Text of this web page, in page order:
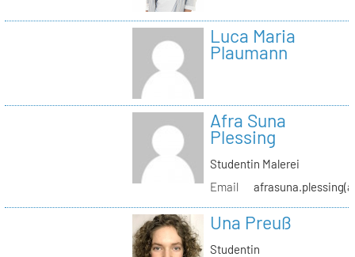
Luca Maria
Plaumann
Afra Suna
Plessing
Studentin Malerei
Email
Una Preuß
Studentin